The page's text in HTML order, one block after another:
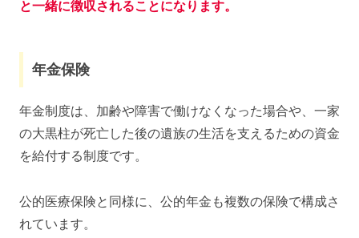
と一緒に徴収されることになります。
年金保険
年金制度は、加齢や障害で働けなくなった場合や、一家
の大黒柱が死亡した後の遺族の生活を支えるための資金
を給付する制度です。
公的医療保険と同様に、公的年金も複数の保険で構成さ
れています。